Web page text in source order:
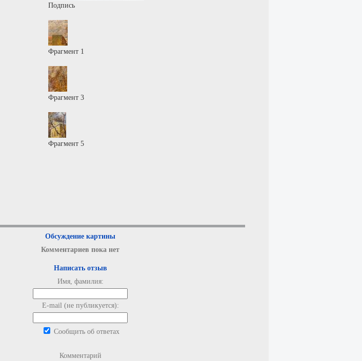
Подпись
Фрагмент 1
Фрагмент 3
Фрагмент 5
Обсуждение картины
Комментариев пока нет
Написать отзыв
Имя, фамилия:
E-mail (не публикуется):
Сообщить об ответах
Комментарий